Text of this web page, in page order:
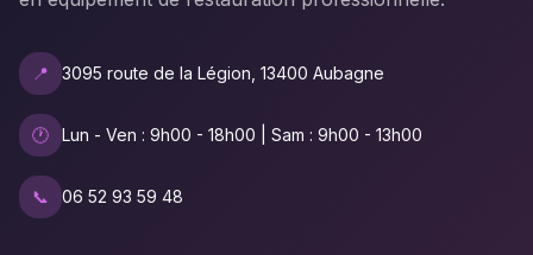
📍 3095 route de la Légion, 13400 Aubagne
🕐 Lun - Ven : 9h00 - 18h00 | Sam : 9h00 - 13h00
📞 06 52 93 59 48